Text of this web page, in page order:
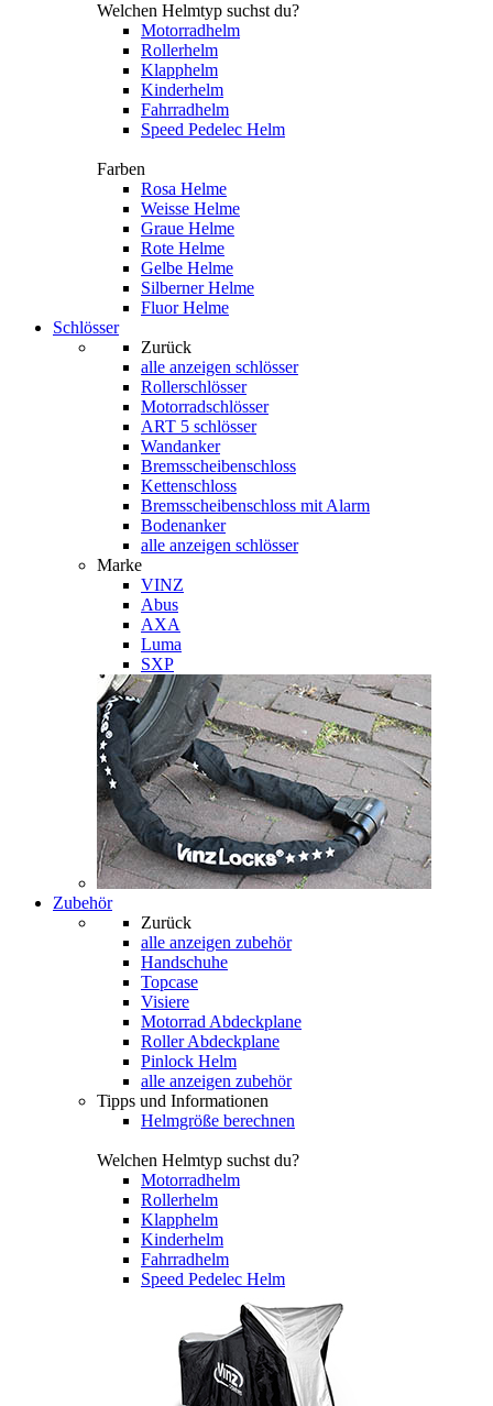
Welchen Helmtyp suchst du?
Motorradhelm
Rollerhelm
Klapphelm
Kinderhelm
Fahrradhelm
Speed Pedelec Helm
Farben
Rosa Helme
Weisse Helme
Graue Helme
Rote Helme
Gelbe Helme
Silberner Helme
Fluor Helme
Schlösser
Zurück
alle anzeigen schlösser
Rollerschlösser
Motorradschlösser
ART 5 schlösser
Wandanker
Bremsscheibenschloss
Kettenschloss
Bremsscheibenschloss mit Alarm
Bodenanker
alle anzeigen schlösser
Marke
VINZ
Abus
AXA
Luma
SXP
Zubehör
Zurück
alle anzeigen zubehör
Handschuhe
Topcase
Visiere
Motorrad Abdeckplane
Roller Abdeckplane
Pinlock Helm
alle anzeigen zubehör
Tipps und Informationen
Helmgröße berechnen
Welchen Helmtyp suchst du?
Motorradhelm
Rollerhelm
Klapphelm
Kinderhelm
Fahrradhelm
Speed Pedelec Helm